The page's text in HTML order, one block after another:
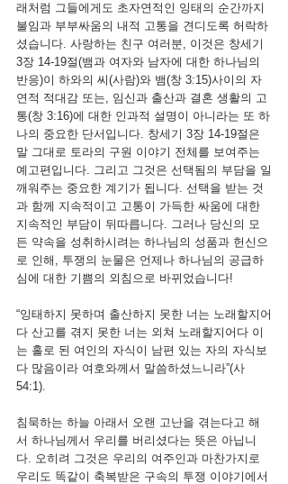
래처럼 그들에게도 초자연적인 잉태의 순간까지
불임과 부부싸움의 내적 고통을 견디도록 허락하
셨습니다. 사랑하는 친구 여러분, 이것은 창세기
3장 14-19절(뱀과 여자와 남자에 대한 하나님의
반응)이 하와의 씨(사람)와 뱀(창 3:15)사이의 자
연적 적대감 또는, 임신과 출산과 결혼 생활의 고
통(창 3:16)에 대한 인과적 설명이 아니라는 또 하
나의 중요한 단서입니다. 창세기 3장 14-19절은
말 그대로 토라의 구원 이야기 전체를 보여주는
예고편입니다. 그리고 그것은 선택됨의 부담을 일
깨워주는 중요한 계기가 됩니다. 선택을 받는 것
과 함께 지속적이고 고통이 가득한 싸움에 대한
지속적인 부담이 뒤따릅니다. 그러나 당신의 모
든 약속을 성취하시려는 하나님의 성품과 헌신으
로 인해, 투쟁의 눈물은 언제나 하나님의 공급하
심에 대한 기쁨의 외침으로 바뀌었습니다!
“잉태하지 못하며 출산하지 못한 너는 노래할지어
다 산고를 겪지 못한 너는 외쳐 노래할지어다 이
는 홀로 된 여인의 자식이 남편 있는 자의 자식보
다 많음이라 여호와께서 말씀하셨느니라”(사
54:1).
침묵하는 하늘 아래서 오랜 고난을 겪는다고 해
서 하나님께서 우리를 버리셨다는 뜻은 아닙니
다. 오히려 그것은 우리의 여주인과 마찬가지로
우리도 똑같이 축복받은 구속의 투쟁 이야기에서